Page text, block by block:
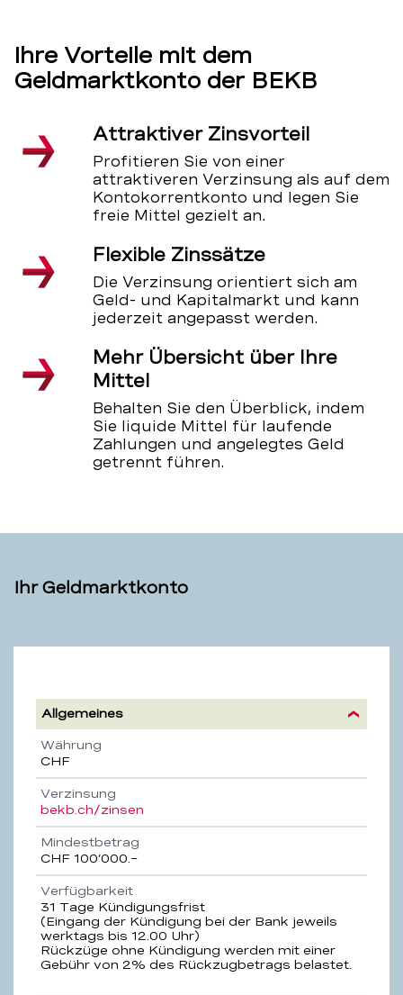
Ihre Vorteile mit dem
Geldmarktkonto der BEKB
Attraktiver Zinsvorteil
Profitieren Sie von einer
attraktiveren Verzinsung als auf dem
Kontokorrentkonto und legen Sie
freie Mittel gezielt an.
Flexible Zinssätze
Die Verzinsung orientiert sich am
Geld- und Kapitalmarkt und kann
jederzeit angepasst werden.
Mehr Übersicht über Ihre
Mittel
Behalten Sie den Überblick, indem
Sie liquide Mittel für laufende
Zahlungen und angelegtes Geld
getrennt führen.
Ihr Geldmarktkonto
Allgemeines
Währung
CHF
Verzinsung
bekb.ch/zinsen
Mindestbetrag
CHF 100’000.–
Verfügbarkeit
31 Tage Kündigungsfrist
(Eingang der Kündigung bei der Bank jeweils
werktags bis 12.00 Uhr)
Rückzüge ohne Kündigung werden mit einer
Gebühr von 2% des Rückzugbetrags belastet.